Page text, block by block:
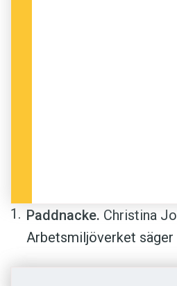
Paddnacke. Christina
Arbetsmiljöverket